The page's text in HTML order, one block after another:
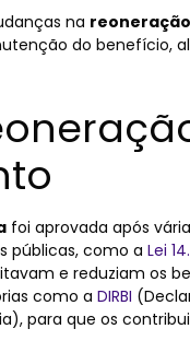
na
do benefício,
foi aprovada após
públicas, como a Lei
e reduziam os
como a DIRBI
para que os